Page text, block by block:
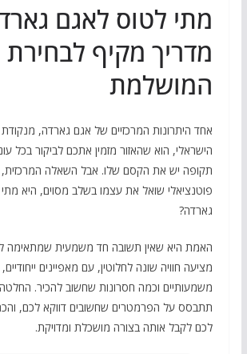
מתי לטוס לאגם
מדריך מקיף
המושלמת
אחד היתרונות המרכזיים של אגם גארדה,
הישראלי, הוא שהאזור מזמין אתכם לביקור בכל
תקופה יש את הקסם שלו. אבל השאלה
פוטנציאלי שואל את עצמו בשלב מסוים, היא
גארדה?
האמת היא שאין תשובה חד משמעית שמתאימה
מציעה חוויה שונה לחלוטין, עם מאפיינים ייחודיים,
משמעותיים וכמה חסרונות שחשוב להכיר.
תתבסס על הפרמטרים שחשובים דווקא לכם,
לכם לקבל אותה בצורה מושכלת ומדויקת.